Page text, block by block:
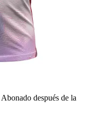
Abonado después de la